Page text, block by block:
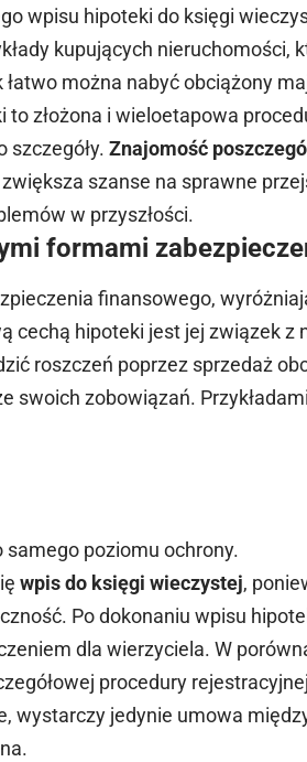
wpisu hipoteki do księgi
kupujących nieruchomości,
można nabyć obciążony
złożona i wieloetapowa
szczegóły.Znajomość
szanse na sprawne
w przyszłości.
formami
finansowego,
cechą hipoteki jest jej związek z
roszczeń poprzez sprzedaż
swoich zobowiązań.
poziomu ochrony.
wpis do księgi wieczystej,
Po dokonaniu wpisu
dla wierzyciela. W
procedury
wystarczy jedynie umowa